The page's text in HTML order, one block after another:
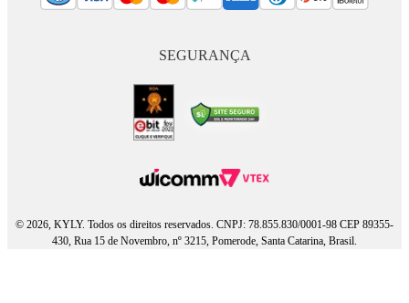
SEGURANÇA
© 2026, KYLY. Todos os direitos reservados. CNPJ: 78.855.830/0001-98 CEP 89355-
430, Rua 15 de Novembro, nº 3215, Pomerode, Santa Catarina, Brasil.